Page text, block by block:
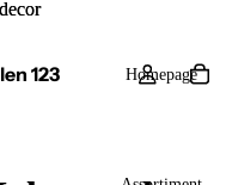
123 Homepage